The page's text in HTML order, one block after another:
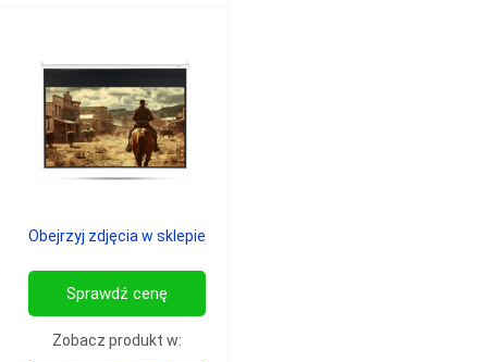
Obejrzyj zdjęcia w sklepie
Sprawdź cenę
Zobacz produkt w: